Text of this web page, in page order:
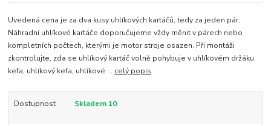
Uvedená cena je za dva kusy uhlíkových kartáčů, tedy za jeden pár.
Náhradní uhlíkové kartáče doporučujeme vždy měnit v párech nebo
kompletních počtech, kterými je motor stroje osazen. Při montáži
zkontrolujte, zda se uhlíkový kartáč volně pohybuje v uhlíkovém držáku.
kefa, uhlíkový kefa, uhlíkové ... celý popis
Dostupnost Skladem 10